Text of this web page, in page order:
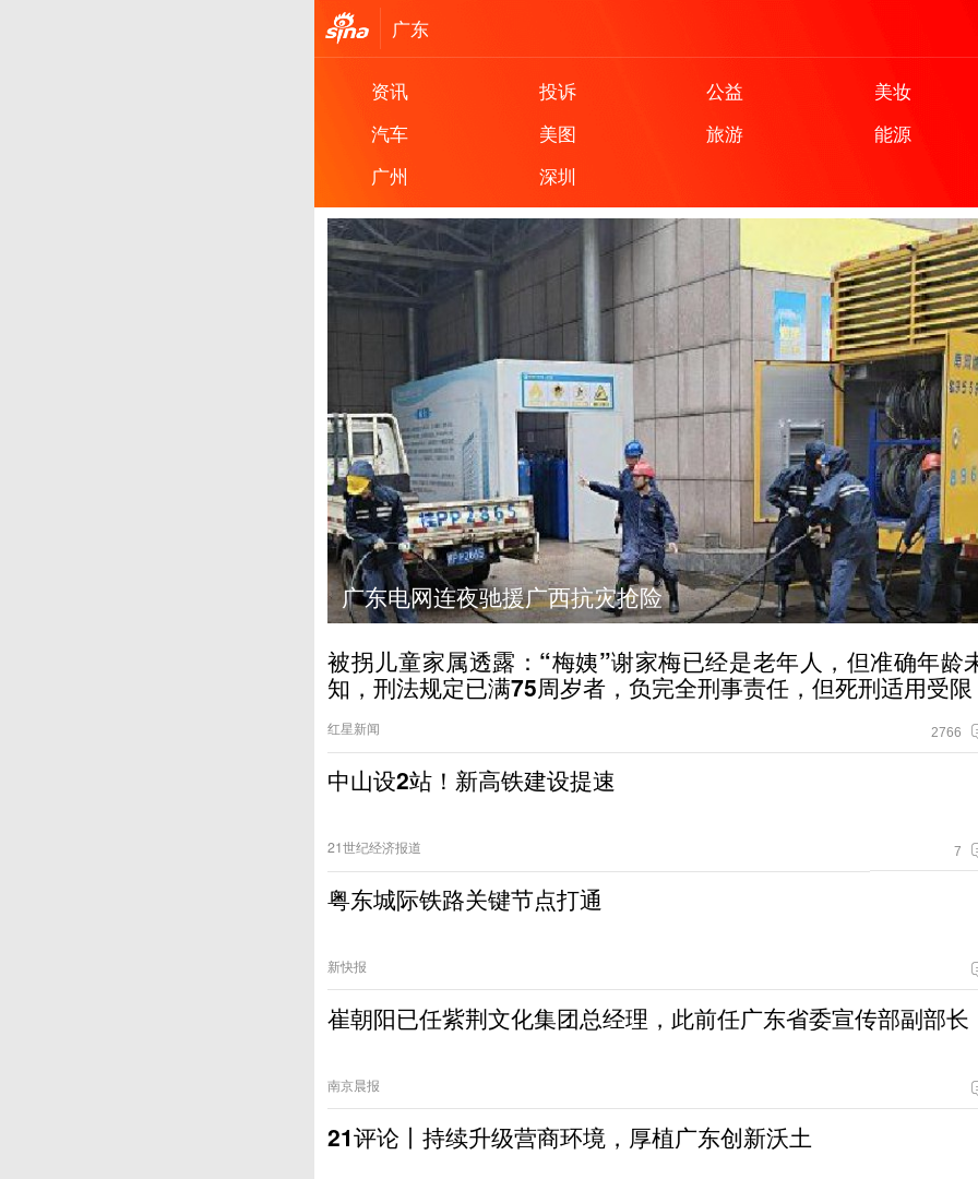
广东
资讯 投诉 公益
美妆
汽车
美图 旅游
能源
广州
深圳
广州拦车英雄王国梁路边又救1人
被拐儿童家属透露：“梅姨”谢家梅已经是老年人，但准确年龄
知，刑法规定已满75周岁者，负完全刑事责任，但死刑适用受限
红星新闻 2766
中山设2站！新高铁建设提速
21世纪经济报道 7
粤东城际铁路关键节点打通
新快报
崔朝阳已任紫荆文化集团总经理，此前任广东省委宣传部副部长
南京晨报
21评论丨持续升级营商环境，厚植广东创新沃土